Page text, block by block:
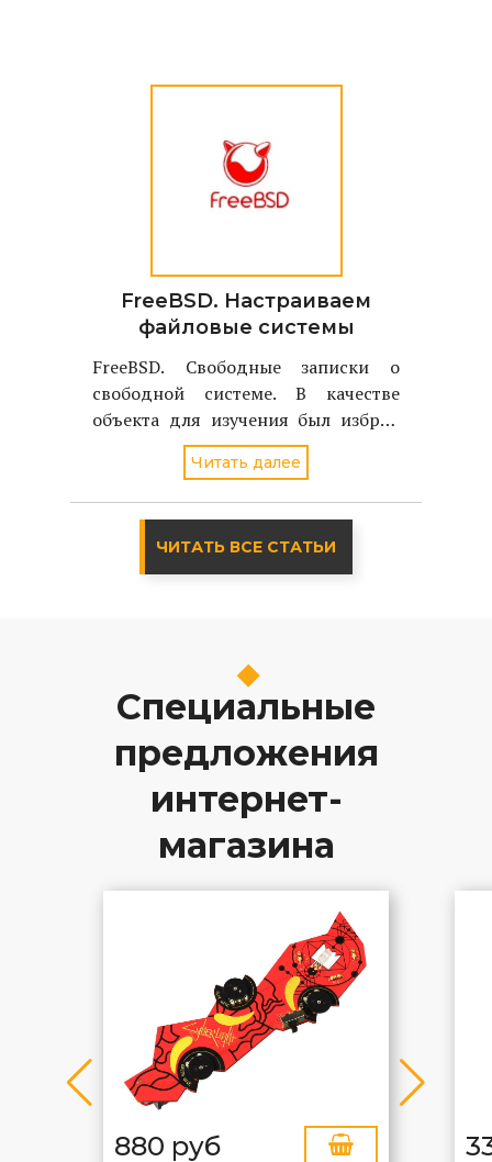
FreeBSD. Настраиваем
файловые системы
FreeBSD. Свободные записки о
свободной системе. В качестве
объекта для изучения был избран
однодисковый вариант FreeBSD
стабильной версии - 4.2
Читать далее
ЧИТАТЬ ВСЕ СТАТЬИ
Специальные
предложения
интернет-
магазина
880 руб